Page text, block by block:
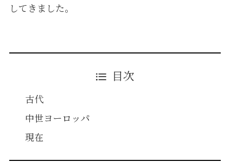
してきました。
目次
古代
中世ヨーロッパ
現在